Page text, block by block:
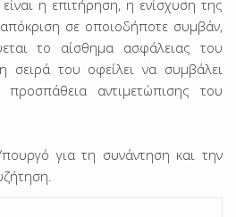
η επιτήρηση, η ενίσχυση της
σε οποιοδήποτε συμβάν,
το αίσθημα ασφάλειας του
σειρά του οφείλει να συμβάλει
αντιμετώπισης του
για τη συνάντηση και την